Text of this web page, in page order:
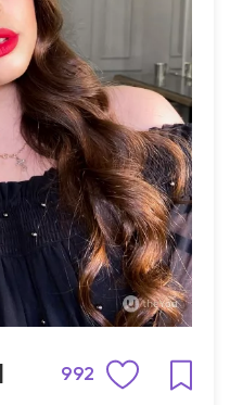
992